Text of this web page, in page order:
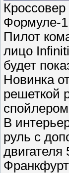
Формуле-
Пилот
лицо
будет
Новинка
решеткой
В
руль с